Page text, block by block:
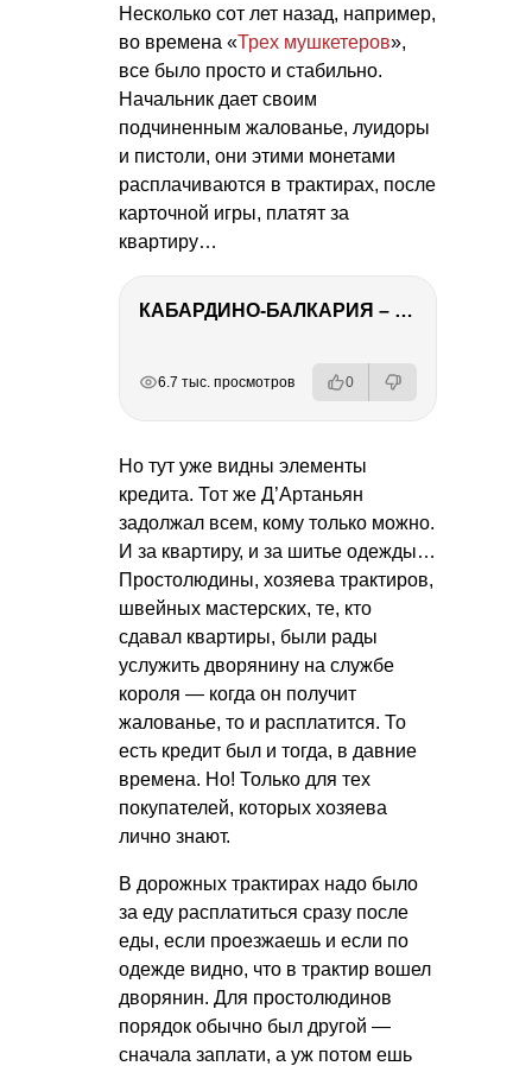
Несколько сот лет назад, например,
во времена «Трех мушкетеров»,
все было просто и стабильно.
Начальник дает своим
подчиненным жалованье, луидоры
и пистоли, они этими монетами
расплачиваются в трактирах, после
карточной игры, платят за
квартиру…
КАБАРДИНО-БАЛКАРИЯ – ПУТЕШЕСТВИЕ НА КАВКАЗ часть 3
6.7 тыс. просмотров 0
Но тут уже видны элементы
кредита. Тот же Д’Артаньян
задолжал всем, кому только можно.
И за квартиру, и за шитье одежды…
Простолюдины, хозяева трактиров,
швейных мастерских, те, кто
сдавал квартиры, были рады
услужить дворянину на службе
короля — когда он получит
жалованье, то и расплатится. То
есть кредит был и тогда, в давние
времена. Но! Только для тех
покупателей, которых хозяева
лично знают.
В дорожных трактирах надо было
за еду расплатиться сразу после
еды, если проезжаешь и если по
одежде видно, что в трактир вошел
дворянин. Для простолюдинов
порядок обычно был другой —
сначала заплати, а уж потом ешь